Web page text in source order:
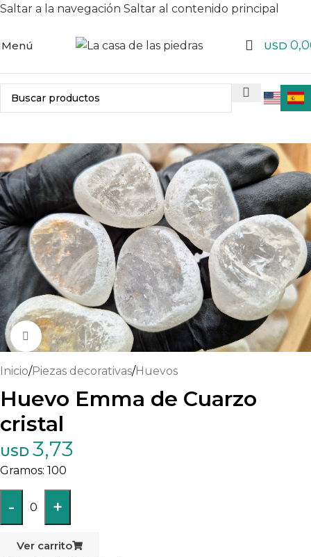
Saltar a la navegación Saltar al contenido principal
Menú USD
Haga clic para ampliar
Inicio/Piezas decorativas/Huevos
Huevo Emma de Cuarzo
cristal
USD 3,73
100
- 0 +
Ver carrito